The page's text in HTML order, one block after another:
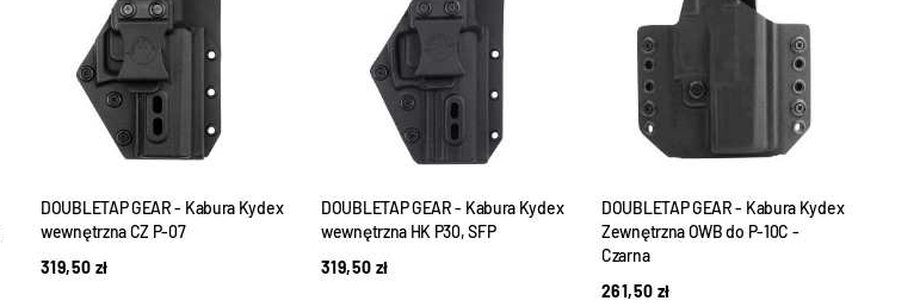
DOUBLETAP GEAR - Kabura Kydex
wewnętrzna CZ P-07
319,50 zł
DOUBLETAP GEAR - Kabura Kydex
wewnętrzna HK P30, SFP
319,50 zł
DOUBLETAP GEAR - Kabura Kydex
Zewnętrzna OWB do P-10C -
Czarna
261,50 zł